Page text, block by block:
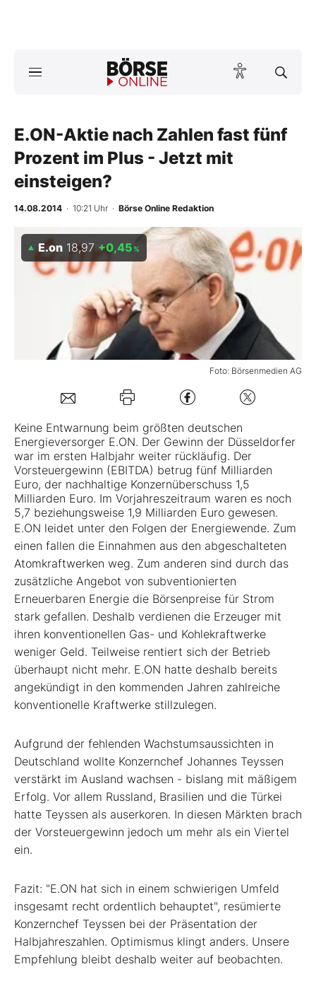
ktuelle Ausgabe BÖRSE ONLINE lesen
News
Anlageprodukte
Finanz-Check
Abo & Shop
BO-Musterdepots
Experten
Mein B:O
Mein Konto
Folgen Sie uns
Kontakt
E.ON-Aktie nach Zahlen fast fünf
Prozent im Plus - Jetzt mit
einsteigen?
14.08.2014 · 10:21 Uhr · Börse Online Redaktion
Foto: Börsenmedien AG
E.on 18,97 +0,45 %
Keine Entwarnung beim größten deutschen
Energieversorger E.ON. Der Gewinn der Düsseldorfer
war im ersten Halbjahr weiter rückläufig. Der
Vorsteuergewinn (EBITDA) betrug fünf Milliarden
Euro, der nachhaltige Konzernüberschuss 1,5
Milliarden Euro. Im Vorjahreszeitraum waren es noch
5,7 beziehungsweise 1,9 Milliarden Euro gewesen.
E.ON leidet unter den Folgen der Energiewende. Zum
einen fallen die Einnahmen aus den abgeschalteten
Atomkraftwerken weg. Zum anderen sind durch das
zusätzliche Angebot von subventionierten
Erneuerbaren Energie die Börsenpreise für Strom
stark gefallen. Deshalb verdienen die Erzeuger mit
ihren konventionellen Gas- und Kohlekraftwerke
weniger Geld. Teilweise rentiert sich der Betrieb
überhaupt nicht mehr. E.ON hatte deshalb bereits
angekündigt in den kommenden Jahren zahlreiche
konventionelle Kraftwerke stillzulegen.
Aufgrund der fehlenden Wachstumsaussichten in
Deutschland wollte Konzernchef Johannes Teyssen
verstärkt im Ausland wachsen - bislang mit mäßigem
Erfolg. Vor allem Russland, Brasilien und die Türkei
hatte Teyssen als auserkoren. In diesen Märkten brach
der Vorsteuergewinn jedoch um mehr als ein Viertel
ein.
Fazit: "E.ON hat sich in einem schwierigen Umfeld
insgesamt recht ordentlich behauptet", resümierte
Konzernchef Teyssen bei der Präsentation der
Halbjahreszahlen. Optimismus klingt anders. Unsere
Empfehlung bleibt deshalb weiter auf beobachten.